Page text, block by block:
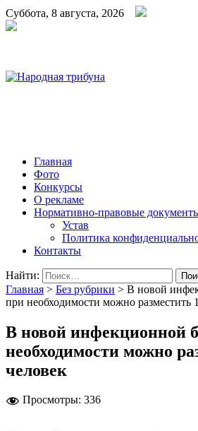
Суббота, 8 августа, 2026
Главная
Фото
Конкурсы
О рекламе
Нормативно-правовые
Устав
Политика
Контакты
Найти:
Главная > Без рубрики > В новой
при необходимости можно разместить
В новой инфекционной
необходимости можно
человек
Просмотры: 336